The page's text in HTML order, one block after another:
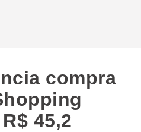
compra
45,2